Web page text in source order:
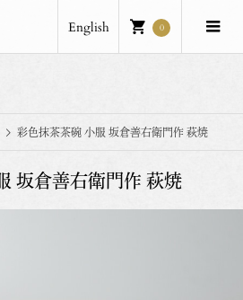
English 0
彩色抹茶茶碗 小服 坂倉善右衛門作 萩焼
坂倉善右衛門作 萩焼